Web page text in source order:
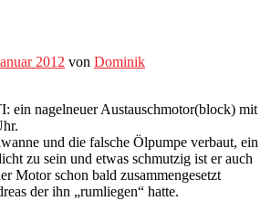
2012 von Dominik
ein nagelneuer Austauschmotor(block) mit
und die falsche Ölpumpe verbaut, ein
zu sein und etwas schmutzig ist er auch
Motor schon bald zusammengesetzt
der ihn „rumliegen“ hatte.